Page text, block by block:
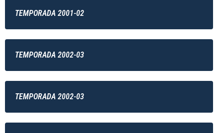
TEMPORADA 2001-02
TEMPORADA 2002-03
TEMPORADA 2002-03